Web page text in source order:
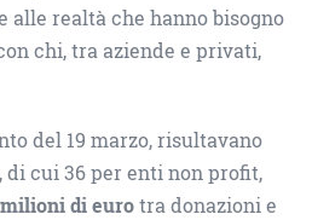
alle realtà che hanno bisogno
chi, tra aziende e privati,
del 19 marzo, risultavano
, di cui 36 per enti non profit,
di eurotra donazioni e